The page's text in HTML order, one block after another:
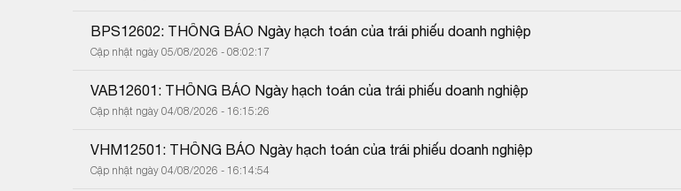
BPS12602: THÔNG BÁO Ngày hạch toán của trái phiếu doanh nghiệp
Cập nhật ngày 05/08/2026 - 08:02:17
VAB12601: THÔNG BÁO Ngày hạch toán của trái phiếu doanh nghiệp
Cập nhật ngày 04/08/2026 - 16:15:26
VHM12501: THÔNG BÁO Ngày hạch toán của trái phiếu doanh nghiệp
Cập nhật ngày 04/08/2026 - 16:14:54